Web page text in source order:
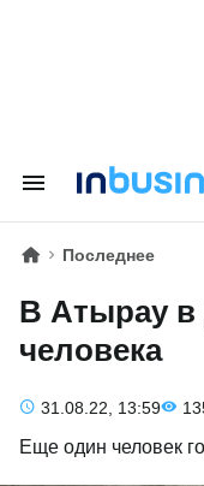
Последнее
В Атырау в
человека
31.08.22, 13:59
Еще один человек